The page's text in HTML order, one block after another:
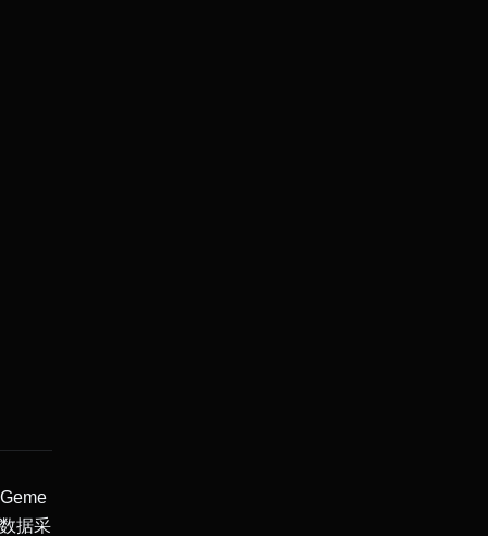
据采